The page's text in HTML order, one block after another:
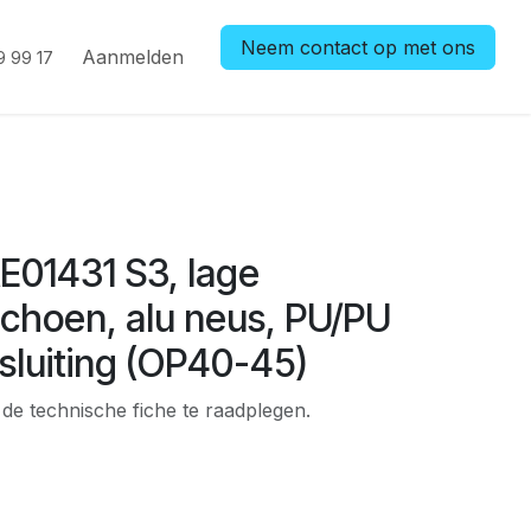
99 17 Aanmelden Neem contact op met ons
S3, lage
alu neus, PU/PU
(OP40-45)
technische fiche te raadplegen.